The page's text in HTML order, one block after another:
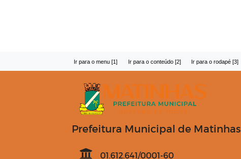
Ir para o menu [1] Ir para o conteúdo [2] Ir para o rodapé [3]
Prefeitura Municipal de Matinhas
01.612.641/0001-60